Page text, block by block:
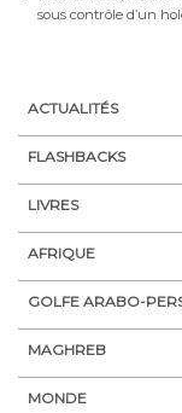
sous contrôle d’un
ACTUALITÉS
FLASHBACKS
LIVRES
AFRIQUE
GOLFE ARABO-
MAGHREB
MONDE